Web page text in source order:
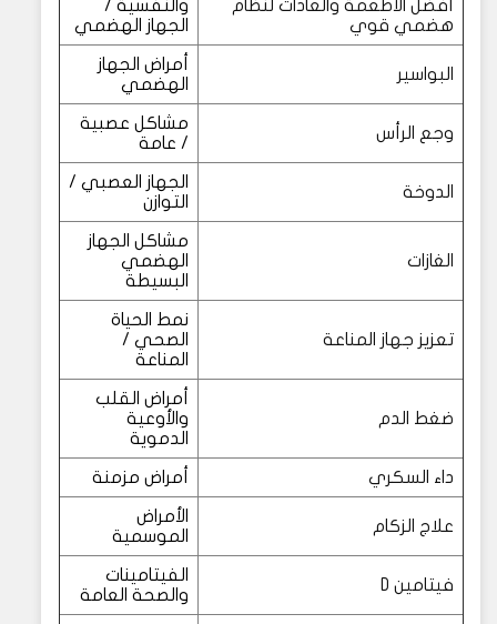
أفضل الأطعمة والعادات لنظام
هضمي قوي
والنفسية /
الجهاز الهضمي
البواسير
أمراض الجهاز
الهضمي
وجع الرأس
مشاكل عصبية
/ عامة
الدوخة
الجهاز العصبي /
التوازن
الغازات
مشاكل الجهاز
الهضمي
البسيطة
تعزيز جهاز المناعة
نمط الحياة
الصحي /
المناعة
ضغط الدم
أمراض القلب
والأوعية
الدموية
داء السكري أمراض مزمنة
علاج الزكام
الأمراض
الموسمية
فيتامين D
الفيتامينات
والصحة العامة